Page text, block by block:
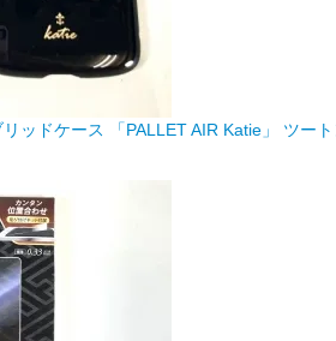
ッドケース 「PALLET AIR Katie」 ツート